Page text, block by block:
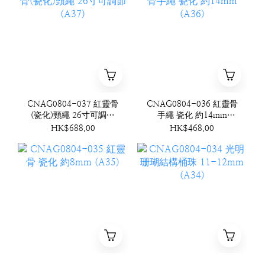
CNAG0804-037 紅靈骨
(瓷化)頸繩 26寸可調節
(A37)
HK$688.00
CNAG0804-036 紅靈骨
手繩 瓷化 約14mm
(A36)
HK$468.00